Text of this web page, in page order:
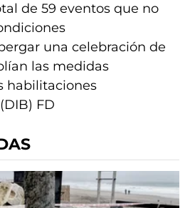
de 59 eventos que no
una celebración de
las medidas
habilitaciones
FD